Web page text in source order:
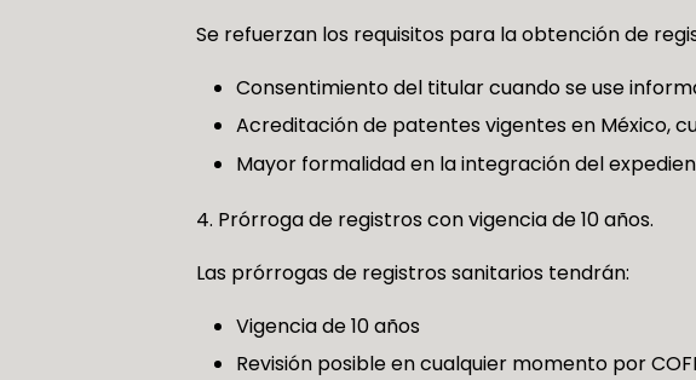
Se refuerzan los requisitos para la obtención de
Consentimiento del titular cuando se use
Acreditación de patentes vigentes en México,
Mayor formalidad en la integración del
Prórroga de registros con vigencia de 10 años.
Las prórrogas de registros sanitarios tendrán:
Vigencia de 10 años
Revisión posible en cualquier momento por